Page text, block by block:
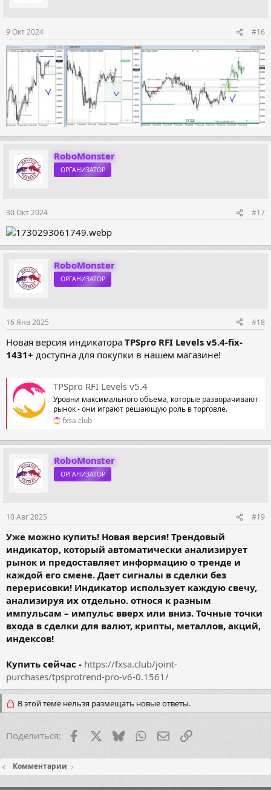
9 Окт 2024 #16
RoboMonster
ОРГАНИЗАТОР
30 Окт 2024 #17
RoboMonster
ОРГАНИЗАТОР
16 Янв 2025 #18
Новая версия индикатора TPSpro RFI Levels v5.4-fix-
1431+ доступна для покупки в нашем магазине!
TPSpro RFI Levels v5.4
Уровни максимального объема, которые разворачивают
рынок - они играют решающую роль в торговле.
fxsa.club
RoboMonster
ОРГАНИЗАТОР
10 Авг 2025 #19
Уже можно купить! Новая версия! Трендовый
индикатор, который автоматически анализирует
рынок и предоставляет информацию о тренде и
каждой его смене. Дает сигналы в сделки без
перерисовки! Индикатор использует каждую свечу,
анализируя их отдельно. относя к разным
импульсам – импульс вверх или вниз. Точные точки
входа в сделки для валют, крипты, металлов, акций,
индексов!
Купить сейчас - https://fxsa.club/joint-
purchases/tpsprotrend-pro-v6-0.1561/
В этой теме нельзя размещать новые ответы.
Поделиться: FacebookX (Twitter)
BlueskyWhatsAppЭлектронная почта
Ссылка
Комментарии